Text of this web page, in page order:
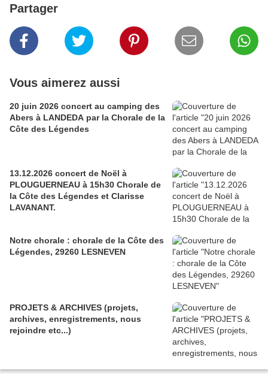
Partager
Vous aimerez aussi
20 juin 2026 concert au camping des
Abers à LANDEDA par la Chorale de la
Côte des Légendes
13.12.2026 concert de Noël à
PLOUGUERNEAU à 15h30 Chorale de
la Côte des Légendes et Clarisse
LAVANANT.
Notre chorale : chorale de la Côte des
Légendes, 29260 LESNEVEN
PROJETS & ARCHIVES (projets,
archives, enregistrements, nous
rejoindre etc...)